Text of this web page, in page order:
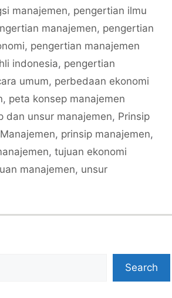
manajemen, pengertian ilmu
manajemen, pengertian
, pengertian manajemen
indonesia, pengertian
umum, perbedaan ekonomi
, peta konsep manajemen
dan unsur manajemen, Prinsip
, prinsip manajemen,
, tujuan ekonomi
manajemen, unsur
Search